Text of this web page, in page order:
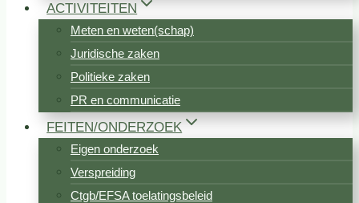
ACTIVITEITEN
Meten en weten(schap)
Juridische zaken
Politieke zaken
PR en communicatie
FEITEN/ONDERZOEK
Eigen onderzoek
Verspreiding
Ctgb/EFSA toelatingsbeleid